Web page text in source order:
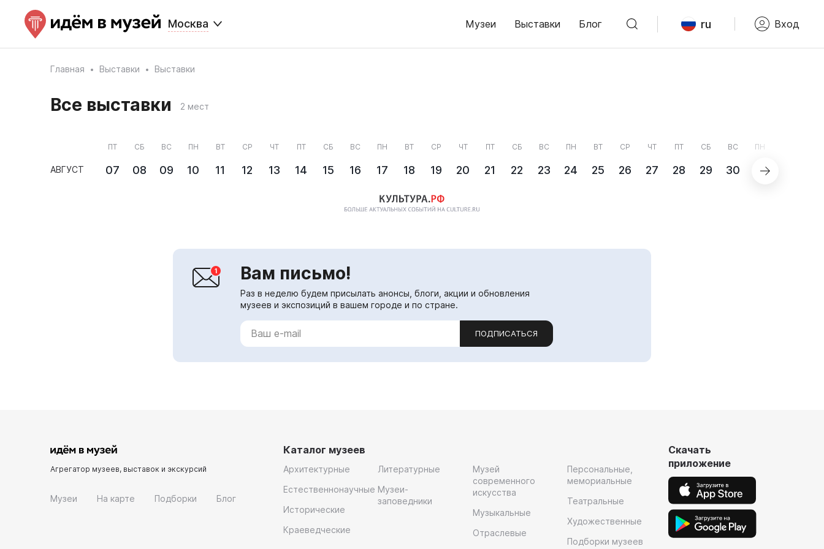
Москва Музеи Выставки Блог ru Вход
Главная Выставки Выставки
Все выставки 2 мест
АВГУСТ
ПТ
07
СБ
08
ВС
09
ПН
10
ВТ
11
СР
12
ЧТ
13
ПТ
14
СБ
15
ВС
16
ПН
17
ВТ
18
СР
19
ЧТ
20
ПТ
21
СБ
22
ВС
23
ПН
24
ВТ
25
СР
26
ЧТ
27
ПТ
28
СБ
29
ВС
30
ПН
31
Вам письмо!
Раз в неделю будем присылать анонсы, блоги, акции и обновления
музеев и экспозиций в вашем городе и по стране.
ПОДПИСАТЬСЯ
Агрегатор музеев, выставок и экскурсий
Музеи На карте Подборки Блог
Каталог музеев
Архитектурные
Естественнонаучные
Исторические
Краеведческие
Литературные
Музеи-
заповедники
Музей
современного
искусства
Музыкальные
Отраслевые
Персональные,
мемориальные
Театральные
Художественные
Подборки музеев
Скачать
приложение